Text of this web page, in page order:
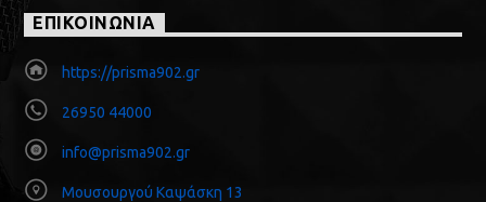
ΕΠΙΚΟΙΝΩΝΙΑ
https://prisma902.gr
26950 44000
info@prisma902.gr
Μουσουργού Καψάσκη 13